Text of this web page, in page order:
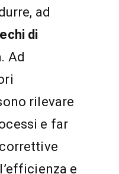
ad
di
. Ad
rilevare
e far
e